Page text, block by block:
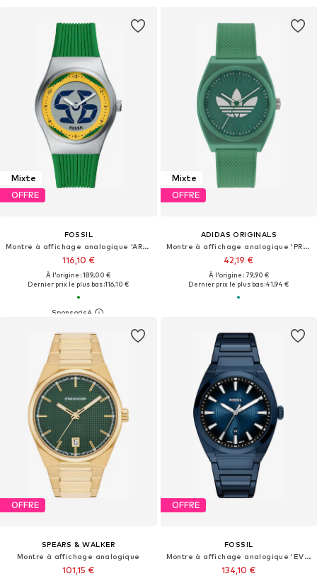
Mixte
OFFRE
FOSSIL
Montre à affichage analogique 'ARCHIVAL BIG TIC - Brasil'
116,10 €
À l'origine : 189,00 €
Dernier prix le plus bas :116,10 €
Mixte
OFFRE
ADIDAS ORIGINALS
Montre à affichage analogique 'PROJECT TWO'
42,19 €
À l'origine : 79,90 €
Dernier prix le plus bas :41,94 €
OFFRE
SPEARS & WALKER
Montre à affichage analogique
101,15 €
OFFRE
FOSSIL
Montre à affichage analogique 'EVERETT'
134,10 €